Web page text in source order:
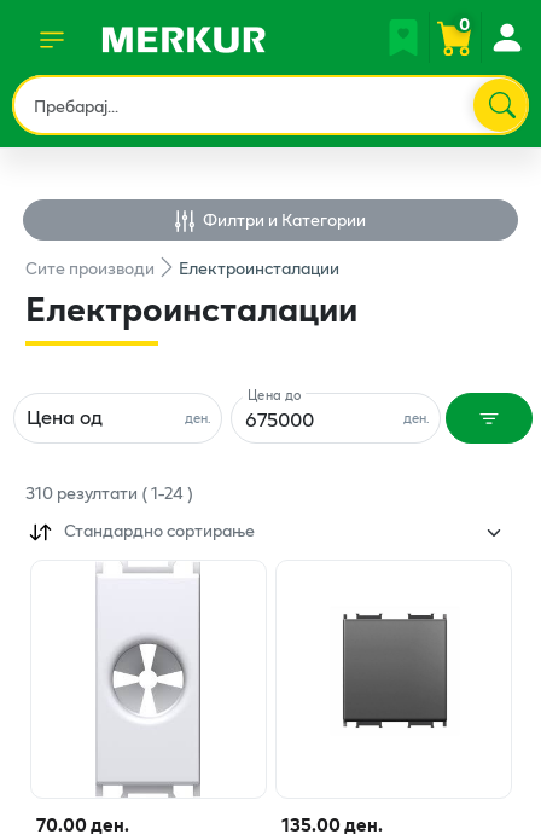
0
Филтри и Категории
Ситепроизводи Електроинсталации
Електроинсталации
ден.
Цена од ден.
Цена до
310резултати (1-24)
Стандардно сортирање
70.00 ден. 135.00 ден.